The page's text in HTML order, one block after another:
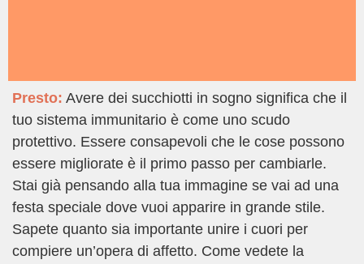
Presto: Avere dei succhiotti in sogno significa che il
tuo sistema immunitario è come uno scudo
protettivo. Essere consapevoli che le cose possono
essere migliorate è il primo passo per cambiarle.
Stai già pensando alla tua immagine se vai ad una
festa speciale dove vuoi apparire in grande stile.
Sapete quanto sia importante unire i cuori per
compiere un’opera di affetto. Come vedete la